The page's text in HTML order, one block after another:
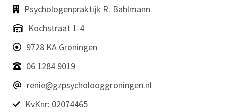
Psychologenpraktijk R. Bahlmann
Kochstraat 1-4
9728 KA Groningen
06 1284 9019
renie@gzpsycholooggroningen.nl
KvKnr: 02074465